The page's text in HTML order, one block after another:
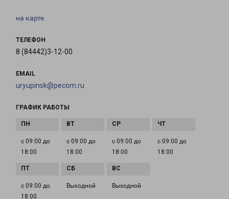
на карте
ТЕЛЕФОН
8 (84442)3-12-00
EMAIL
uryupinsk@pecom.ru
ГРАФИК РАБОТЫ
с 09:00 до
18:00
с 09:00 до
18:00
с 09:00 до
18:00
с 09:00 до
18:00
с 09:00 до
18:00
Выходной Выходной